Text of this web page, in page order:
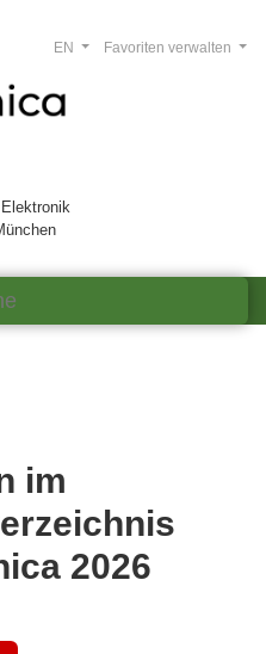
Favoriten verwalten
EN
im
2026